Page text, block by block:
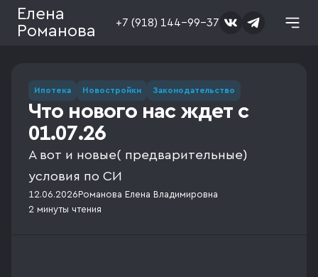
Елена
Романова
+7 (918) 144-99-37
Ипотека Новостройки Законодательство
Что нового нас ждет с
01.07.26
А вот и новые( предварительные)
условия по СИ
12.06.2026 Романова Елена Владимировна
2 минуты чтения